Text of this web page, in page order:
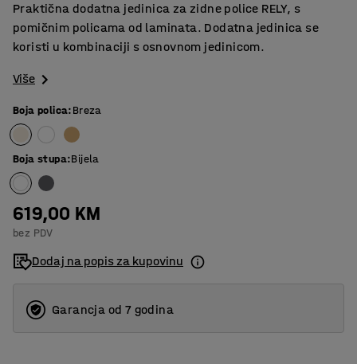
Praktična dodatna jedinica za zidne police RELY, s
pomičnim policama od laminata. Dodatna jedinica se
koristi u kombinaciji s osnovnom jedinicom.
Više
Boja polica:Breza
Boja stupa:Bijela
619,00 KM
bez PDV
Dodaj na popis za kupovinu
Garancja od 7 godina